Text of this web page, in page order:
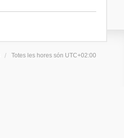
Totes les hores són UTC+02:00